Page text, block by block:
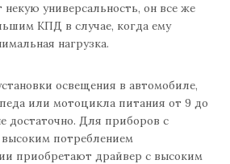
универсальность, он все же
КПД в случае, когда ему
нагрузка.
освещения в автомобиле,
или мотоцикла питания от 9 до
достаточно. Для приборов с
потреблением
приобретают драйвер с высоким